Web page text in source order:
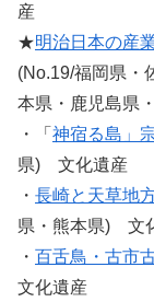
産
★明治日本の産
(No.19/福岡県・
本県・鹿児島県
・「 神宿る島」
県) 文化遺産
・ 長崎と天草地
県・熊本県) 文
・ 百舌鳥・古市
文化遺産